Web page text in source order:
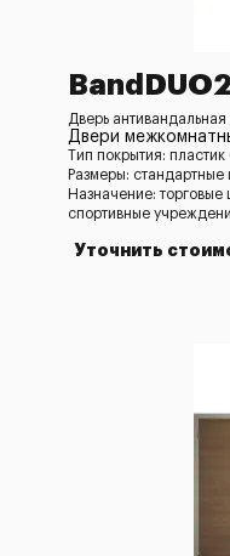
Дверь
Двери
Тип покрытия: пластик
Размеры:
Назначение: торговые
спортивные
Уточнить